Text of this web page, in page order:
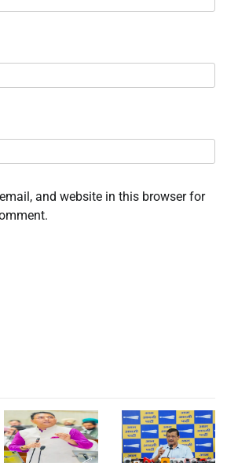
and website in this browser for